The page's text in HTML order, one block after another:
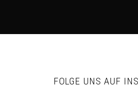
FOLGE UNS AUF